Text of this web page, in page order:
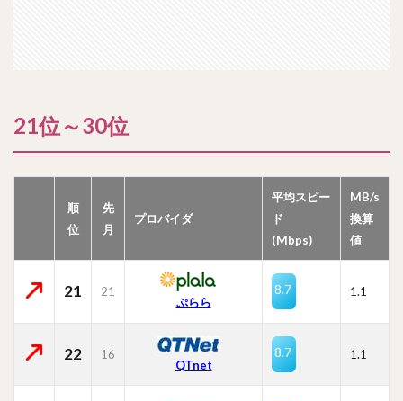
21位～30位
順
位
先
月
プロバイダ
平均スピー
ド
(Mbps)
MB/s
換算
値
21 21
ぷらら
8.7 1.1
22 16
QTnet
8.7 1.1